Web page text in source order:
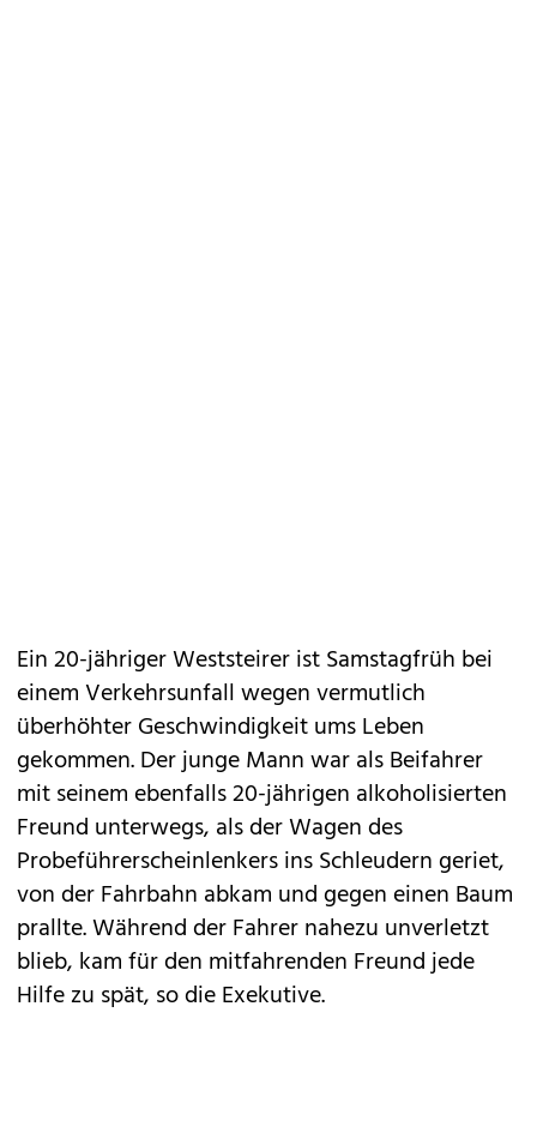
Ein 20-jähriger Weststeirer ist Samstagfrüh bei
einem Verkehrsunfall wegen vermutlich
überhöhter Geschwindigkeit ums Leben
gekommen. Der junge Mann war als Beifahrer
mit seinem ebenfalls 20-jährigen alkoholisierten
Freund unterwegs, als der Wagen des
Probeführerscheinlenkers ins Schleudern geriet,
von der Fahrbahn abkam und gegen einen Baum
prallte. Während der Fahrer nahezu unverletzt
blieb, kam für den mitfahrenden Freund jede
Hilfe zu spät, so die Exekutive.